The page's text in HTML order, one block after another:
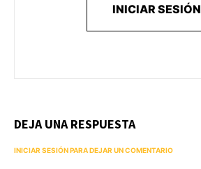
INICIAR SESIÓN
DEJA UNA RESPUESTA
INICIAR SESIÓN PARA DEJAR UN COMENTARIO